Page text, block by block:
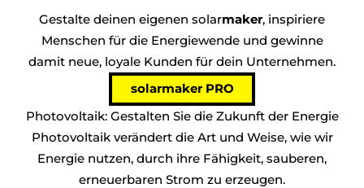
Gestalte deinen eigenen solarmaker, inspiriere
Menschen für die Energiewende und gewinne
damit neue, loyale Kunden für dein Unternehmen.
solarmaker PRO
Photovoltaik: Gestalten Sie die Zukunft der Energie
Photovoltaik verändert die Art und Weise, wie wir
Energie nutzen, durch ihre Fähigkeit, sauberen,
erneuerbaren Strom zu erzeugen.